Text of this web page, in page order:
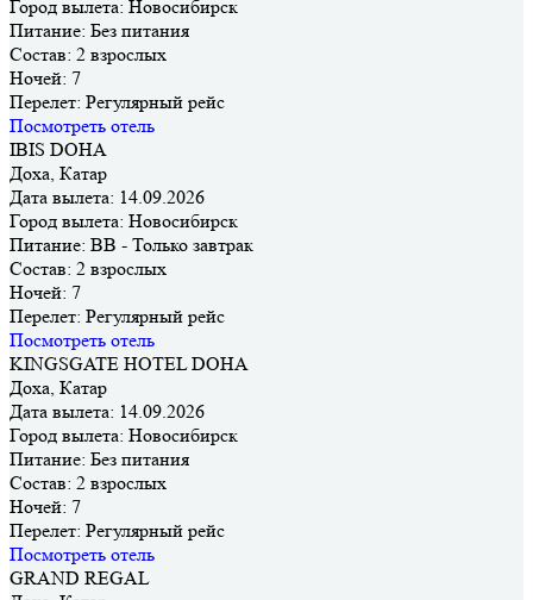
Город вылета: Новосибирск
Питание: Без питания
Состав: 2 взрослых
Ночей: 7
Перелет: Регулярный рейс
Посмотреть отель
IBIS DOHA
Доха, Катар
Дата вылета: 14.09.2026
Город вылета: Новосибирск
Питание: BB - Только завтрак
Состав: 2 взрослых
Ночей: 7
Перелет: Регулярный рейс
Посмотреть отель
KINGSGATE HOTEL DOHA
Доха, Катар
Дата вылета: 14.09.2026
Город вылета: Новосибирск
Питание: Без питания
Состав: 2 взрослых
Ночей: 7
Перелет: Регулярный рейс
Посмотреть отель
GRAND REGAL